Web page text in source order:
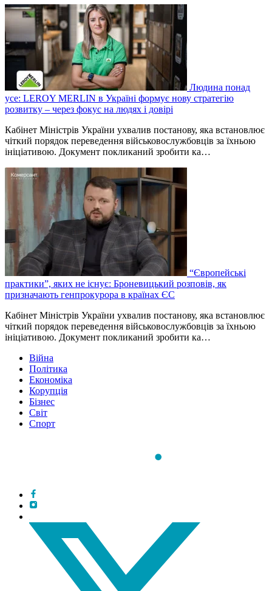
Людина понад
усе: LEROY MERLIN в Україні формує нову стратегію
розвитку – через фокус на людях і довірі
Кабінет Міністрів України ухвалив постанову, яка встановлює
чіткий порядок переведення військовослужбовців за їхньою
ініціативою. Документ покликаний зробити ка…
“Європейські
практики”, яких не існує: Броневицький розповів, як
призначають генпрокурора в країнах ЄС
Кабінет Міністрів України ухвалив постанову, яка встановлює
чіткий порядок переведення військовослужбовців за їхньою
ініціативою. Документ покликаний зробити ка…
Війна
Політика
Економіка
Корупція
Бізнес
Світ
Спорт